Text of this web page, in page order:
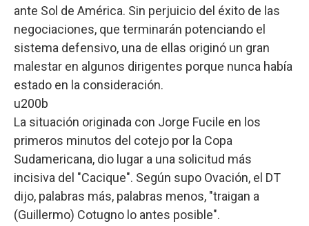
ante Sol de América. Sin perjuicio del éxito de las
negociaciones, que terminarán potenciando el
sistema defensivo, una de ellas originó un gran
malestar en algunos dirigentes porque nunca había
estado en la consideración.
u200b
La situación originada con Jorge Fucile en los
primeros minutos del cotejo por la Copa
Sudamericana, dio lugar a una solicitud más
incisiva del "Cacique". Según supo Ovación, el DT
dijo, palabras más, palabras menos, "traigan a
(Guillermo) Cotugno lo antes posible".